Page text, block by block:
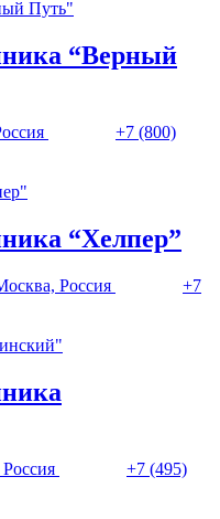
“Верный
+7 (800)
“Хелпер”
Россия
+7
+7 (495)